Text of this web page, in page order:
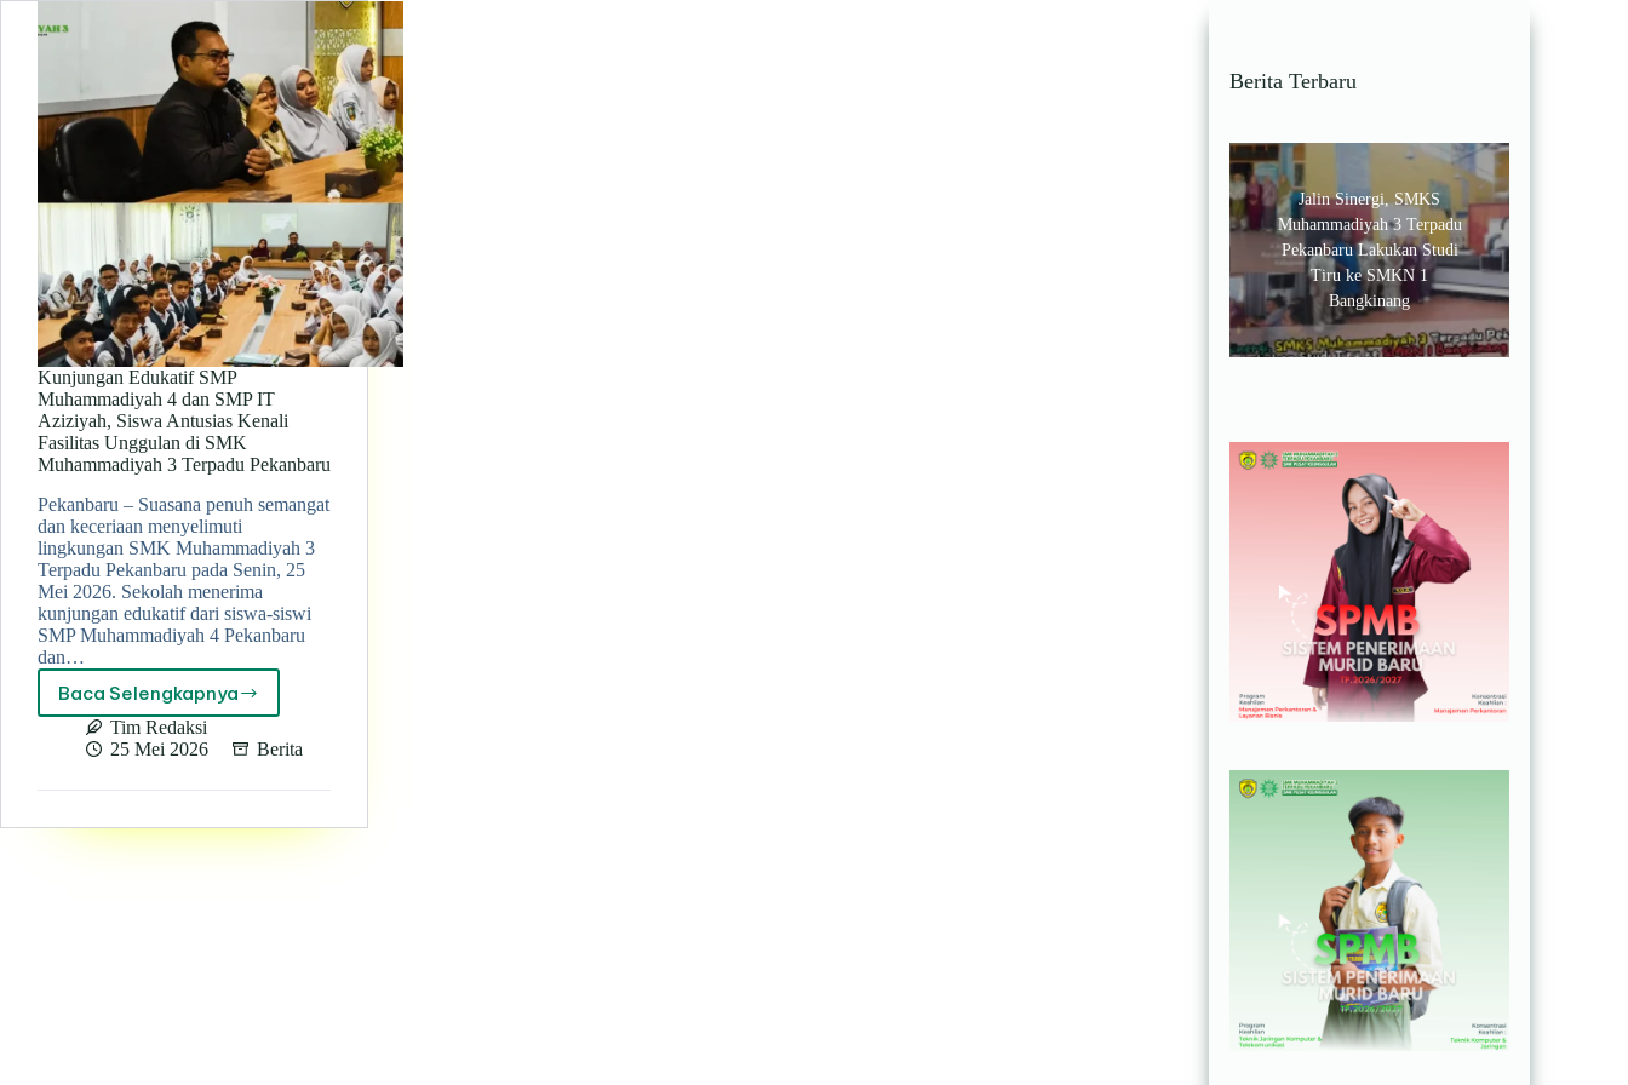
Kunjungan Edukatif SMP
Muhammadiyah 4 dan SMP IT
Aziziyah, Siswa Antusias Kenali
Fasilitas Unggulan di SMK
Muhammadiyah 3 Terpadu Pekanbaru
Pekanbaru – Suasana penuh semangat
dan keceriaan menyelimuti
lingkungan SMK Muhammadiyah 3
Terpadu Pekanbaru pada Senin, 25
Mei 2026. Sekolah menerima
kunjungan edukatif dari siswa-siswi
SMP Muhammadiyah 4 Pekanbaru
dan…
Baca Selengkapnya
Kunjungan
Edukatif
SMP
4
SMP
Tim Redaksi
25 Mei 2026
Berita
Berita Terbaru
Jalin Sinergi, SMKS
Muhammadiyah 3 Terpadu
Pekanbaru Lakukan Studi
Tiru ke SMKN 1
Bangkinang